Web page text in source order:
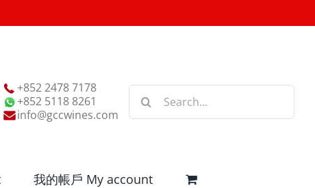
+852 2478 7178
+852 5118 8261
info@gccwines.com
Search
我的帳戶 My account